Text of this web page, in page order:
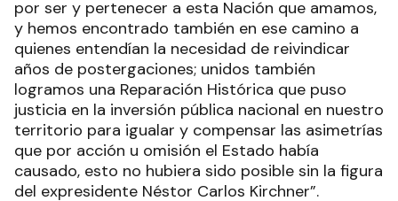
por ser y pertenecer a esta Nación que amamos,
y hemos encontrado también en ese camino a
quienes entendían la necesidad de reivindicar
años de postergaciones; unidos también
logramos una Reparación Histórica que puso
justicia en la inversión pública nacional en nuestro
territorio para igualar y compensar las asimetrías
que por acción u omisión el Estado había
causado, esto no hubiera sido posible sin la figura
del expresidente Néstor Carlos Kirchner”.